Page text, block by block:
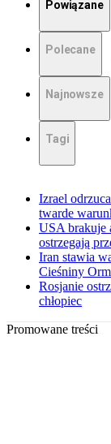
Powiązane
Polecane
Najnowsze
Tagi
Izrael
twarde
USA brakuje
ostrzegają
Iran stawia
Cieśniny
Rosjanie
chłopiec
Promowane treści